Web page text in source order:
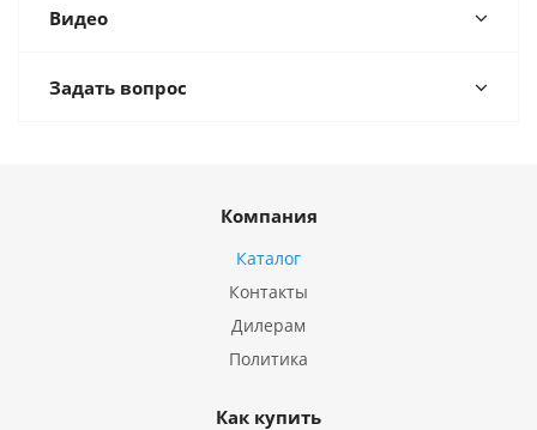
Видео
Задать вопрос
Компания
Каталог
Контакты
Дилерам
Политика
Как купить